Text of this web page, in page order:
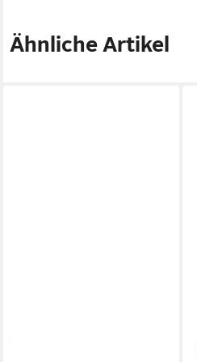
Ähnliche Artikel